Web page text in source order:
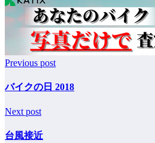
Previous post
バイクの日 2018
Next post
台風接近